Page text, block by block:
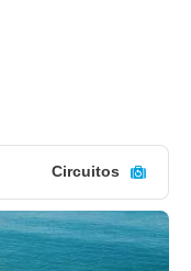
Circuitos